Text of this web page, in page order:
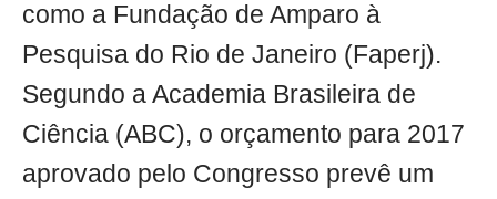
como a Fundação de Amparo à
Pesquisa do Rio de Janeiro (Faperj).
Segundo a Academia Brasileira de
Ciência (ABC), o orçamento para 2017
aprovado pelo Congresso prevê um